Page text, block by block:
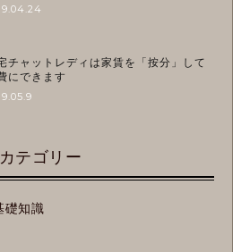
チャットレディは家賃を「按分」して
にできます
カテゴリー
礎知識